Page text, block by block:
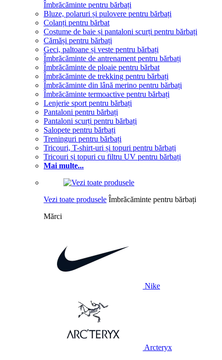
Îmbrăcăminte pentru bărbați
Bluze, polaruri și pulovere pentru bărbați
Colanți pentru bărbat
Costume de baie și pantaloni scurți pentru bărbați
Cămăși pentru bărbați
Geci, paltoane și veste pentru bărbați
Îmbrăcăminte de antrenament pentru bărbați
Îmbrăcăminte de ploaie pentru bărbat
Îmbrăcăminte de trekking pentru bărbați
Îmbrăcăminte din lână merino pentru bărbați
Îmbrăcăminte termoactive pentru bărbați
Lenjerie sport pentru bărbați
Pantaloni pentru bărbați
Pantaloni scurți pentru bărbați
Salopete pentru bărbați
Treninguri pentru bărbați
Tricouri, T-shirt-uri și topuri pentru bărbați
Tricouri și topuri cu filtru UV pentru bărbați
Mai multe...
Vezi toate produsele Îmbrăcăminte pentru bărbați
Mărci
Nike
Arcteryx